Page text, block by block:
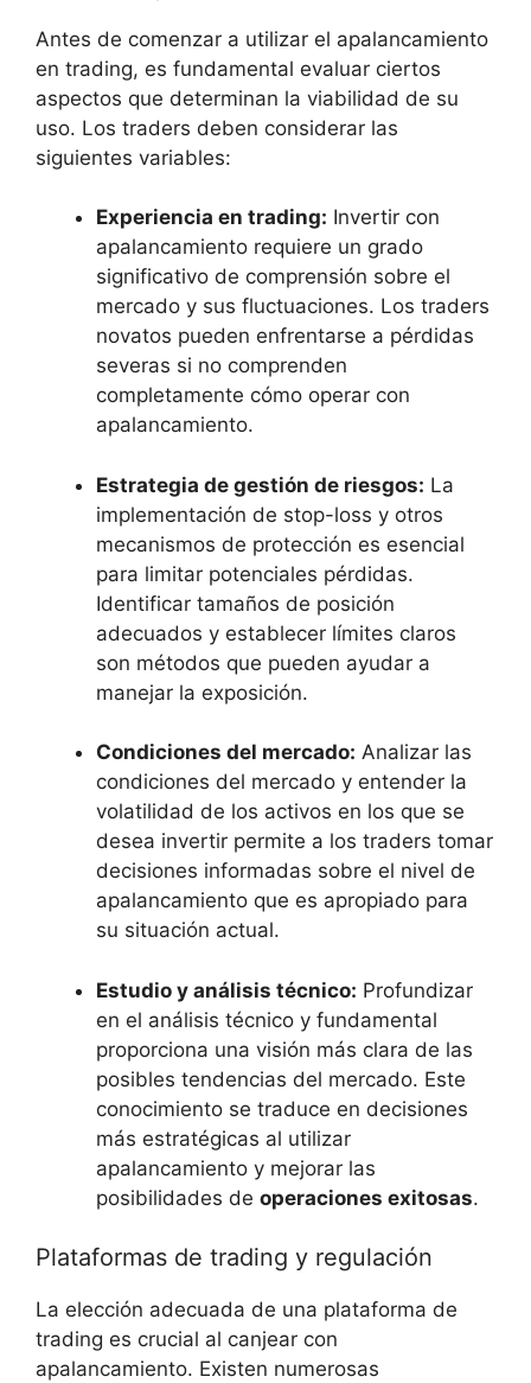
Antes de comenzar a utilizar el apalancamiento‌
en⁣ trading, es fundamental evaluar ciertos⁤
aspectos que​ determinan la viabilidad de su
uso. Los traders deben considerar‌ las
siguientes⁢ variables:
Experiencia en trading: Invertir con‌
apalancamiento requiere un grado
significativo de comprensión sobre el‍
mercado y sus fluctuaciones. Los traders⁣
novatos pueden ⁢enfrentarse ⁢a pérdidas
severas si no comprenden
completamente cómo operar con
apalancamiento.
Estrategia de gestión de riesgos: La
implementación de stop-loss y otros
⁣mecanismos de protección es esencial⁢
para limitar ⁢potenciales pérdidas.
Identificar tamaños ​de ⁢posición
adecuados y⁤ establecer límites ⁣claros⁤
son métodos que pueden ⁢ayudar⁣ a
⁤manejar la exposición.
Condiciones ⁤del mercado: Analizar las
condiciones del mercado ⁣y entender ⁤la
volatilidad de los activos ⁣en​ los que se
desea invertir ‌permite a los traders tomar
decisiones‍ informadas sobre ⁣el⁤ nivel de
apalancamiento que‍ es apropiado para
su situación actual.
Estudio y análisis técnico: Profundizar
en el análisis técnico y fundamental
proporciona una visión‌ más‍ clara de ⁢las​
posibles tendencias ⁤del mercado. Este
⁣conocimiento se traduce en decisiones
‍más estratégicas al utilizar
apalancamiento y mejorar ⁢las
posibilidades de⁤ operaciones exitosas.
Plataformas de trading y regulación
La ⁤elección adecuada de⁢ una plataforma​ de
⁣trading es‌ crucial al canjear con
apalancamiento. Existen ​numerosas